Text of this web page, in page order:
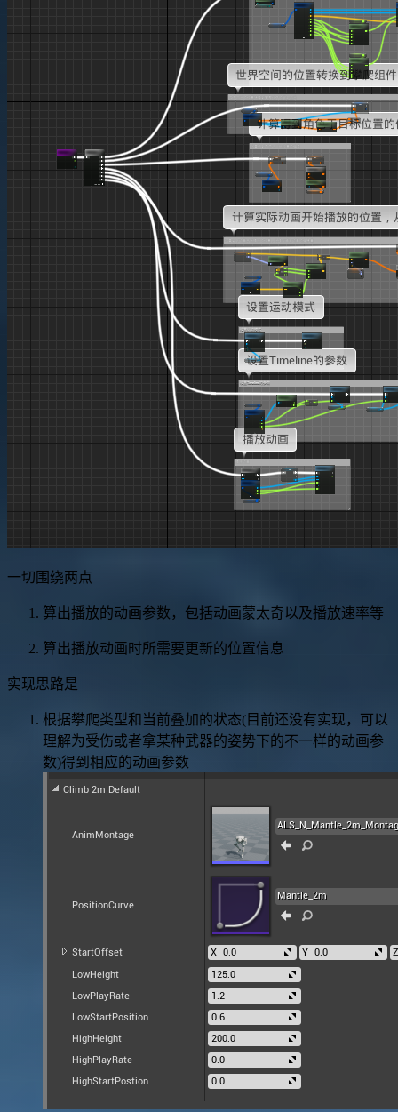
一切围绕两点
算出播放的动画参数，包括动画蒙太奇以及播放速率等
算出播放动画时所需要更新的位置信息
实现思路是
根据攀爬类型和当前叠加的状态(目前还没有实现，可以
理解为受伤或者拿某种武器的姿势下的不一样的动画参
数)得到相应的动画参数